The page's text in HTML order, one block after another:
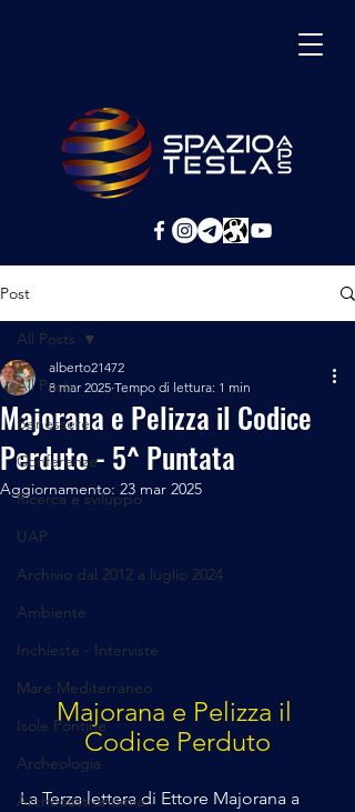
Post
All Posts
Benessere
Conferenze
Ricerca e sviluppo
UAP
Archivio dal 2012 a luglio 2024
Ambiente
Inchieste - Interviste
Mare Mediterraneo
Isole Pontine
Archeologia
Archeoastronomia
All Posts
Majorana e Pelizza il Codice
Perduto - 5^ Puntata
alberto21472
8 mar 2025 Tempo di lettura: 1 min
Aggiornamento: 23 mar 2025
Majorana e Pelizza il
Codice Perduto
La Terza lettera di Ettore Majorana a